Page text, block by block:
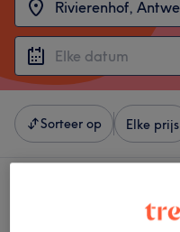
Sorteer op Elke prijs